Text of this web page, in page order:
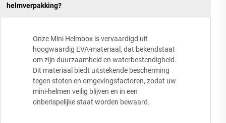
helmverpakking?
Onze Mini Helmbox is vervaardigd uit
hoogwaardig EVA-materiaal, dat bekendstaat
om zijn duurzaamheid en waterbestendigheid.
Dit materiaal biedt uitstekende bescherming
tegen stoten en omgevingsfactoren, zodat uw
mini-helmen veilig blijven en in een
onberispelijke staat worden bewaard.